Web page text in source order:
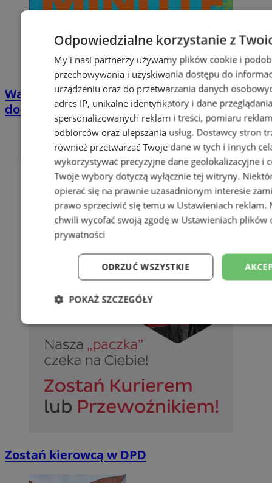
Wakacyjny wypoczynek nad Bałtykiem w
domkach Szmaragdowe Morze
Zostań kierowcą w DPD
Odpowiedzialne korzystanie z
My i nasi partnerzy używamy plików cookie i
przechowywania i uzyskiwania dostępu do
urządzeniu oraz do przetwarzania danych
adres IP, unikalne identyfikatory i dane
spersonalizowanych reklam i treści, pomiaru
odbiorców oraz ulepszania usług. Dostawcy stron
również przetwarzać Twoje dane w tych i innych
wykorzystywać precyzyjne dane geolokalizacyjne i
Twoje wybory dotyczą wyłącznie tej witryny.
opierać się na prawnie uzasadnionym interesie
prawo sprzeciwić się temu w Ustawieniach reklam.
chwili wycofać swoją zgodę w Ustawieniach plików
prywatności
ODRZUĆ WSZYSTKIE
POKAŻ SZCZEGÓŁY
Niezbędne Wydajność
Niezbędne Wydajność
Niezbędne pliki cookie umożliwiają korzystanie z podstawowych